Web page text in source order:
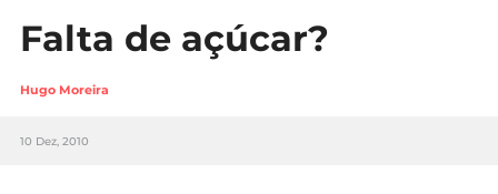
Carreira
Casa
Falta de açúcar?
Hugo Moreira
10 Dez, 2010